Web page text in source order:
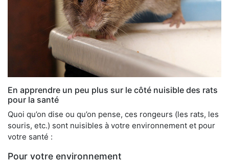
En apprendre un peu plus sur le côté nuisible des rats
pour la santé
Quoi qu’on dise ou qu’on pense, ces rongeurs (les rats, les
souris, etc.) sont nuisibles à votre environnement et pour
votre santé :
Pour votre environnement